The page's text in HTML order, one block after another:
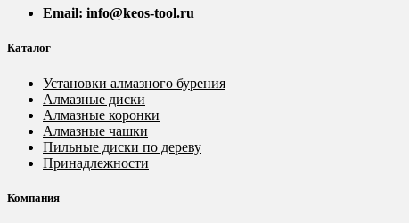
Email: info@keos-tool.ru
Каталог
Установки алмазного бурения
Алмазные диски
Алмазные коронки
Алмазные чашки
Пильные диски по дереву
Принадлежности
Компания